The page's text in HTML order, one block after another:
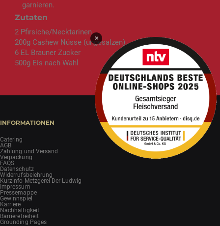
Zutaten
2 Pfirsiche/Necktarinen
200g Cashew Nüsse (ungesalzen)
6 EL Brauner Zucker
500g Eis nach Wahl
garnieren.
INFORMATIONEN
Catering
AGB
Zahlung und Versand
Verpackung
FAQS
Datenschutz
Widerrufsbelehrung
Kurzinfo Metzgerei Der Ludwig
Impressum
Pressemappe
Gewinnspiel
Karriere
Nachhaltigkeit
Barrierefreiheit
Grounding Pages
×